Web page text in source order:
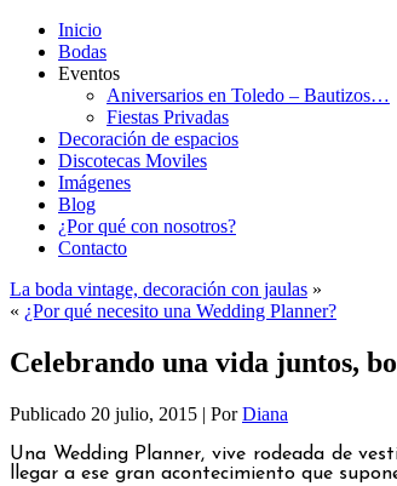
Inicio
Bodas
Eventos
Aniversarios en Toledo – Bautizos…
Fiestas Privadas
Decoración de espacios
Discotecas Moviles
Imágenes
Blog
¿Por qué con nosotros?
Contacto
La boda vintage, decoración con jaulas »
« ¿Por qué necesito una Wedding Planner?
Celebrando una vida juntos,
Publicado 20 julio, 2015 | Por Diana
Una Wedding Planner, vive rodeada de
llegar a ese gran acontecimiento que